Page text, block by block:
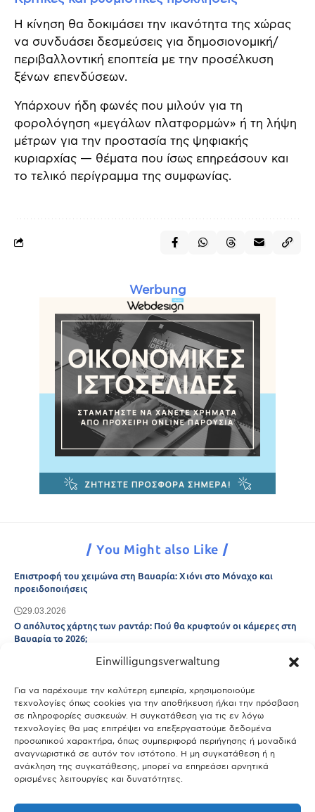
Einwilligungsverwaltung
Για να παρέχουμε την καλύτερη εμπειρία, χρησιμοποιούμε
τεχνολογίες όπως cookies για την αποθήκευση ή/και την πρόσβαση
σε πληροφορίες συσκευών. Η συγκατάθεση για τις εν λόγω
τεχνολογίες θα μας επιτρέψει να επεξεργαστούμε δεδομένα
προσωπικού χαρακτήρα, όπως συμπεριφορά περιήγησης ή μοναδικά
αναγνωριστικά σε αυτόν τον ιστότοπο. Η μη συγκατάθεση ή η
ανάκληση της συγκατάθεσης, μπορεί να επηρεάσει αρνητικά
ορισμένες λειτουργίες και δυνατότητες.
Η κίνηση θα δοκιμάσει την ικανότητα της χώρας
να συνδυάσει δεσμεύσεις για δημοσιονομική/
περιβαλλοντική εποπτεία με την προσέλκυση
ξένων επενδύσεων.
Υπάρχουν ήδη φωνές που μιλούν για τη
φορολόγηση «μεγάλων πλατφορμών» ή τη λήψη
μέτρων για την προστασία της ψηφιακής
κυριαρχίας — θέματα που ίσως επηρεάσουν και
το τελικό περίγραμμα της συμφωνίας.
Werbung
You Might also Like
Επιστροφή του χειμώνα στη Βαυαρία: Χιόνι στο Μόναχο και
προειδοποιήσεις
29.03.2026
Ο απόλυτος χάρτης των ραντάρ: Πού θα κρυφτούν οι κάμερες στη
Βαυαρία το 2026;
Μόναχο;
25.03.2026
Θύελλα χτυπά το Μόναχο: Κίνδυνος από τους ισχυρούς ανέμους
και τις καταιγίδες
25.03.2026